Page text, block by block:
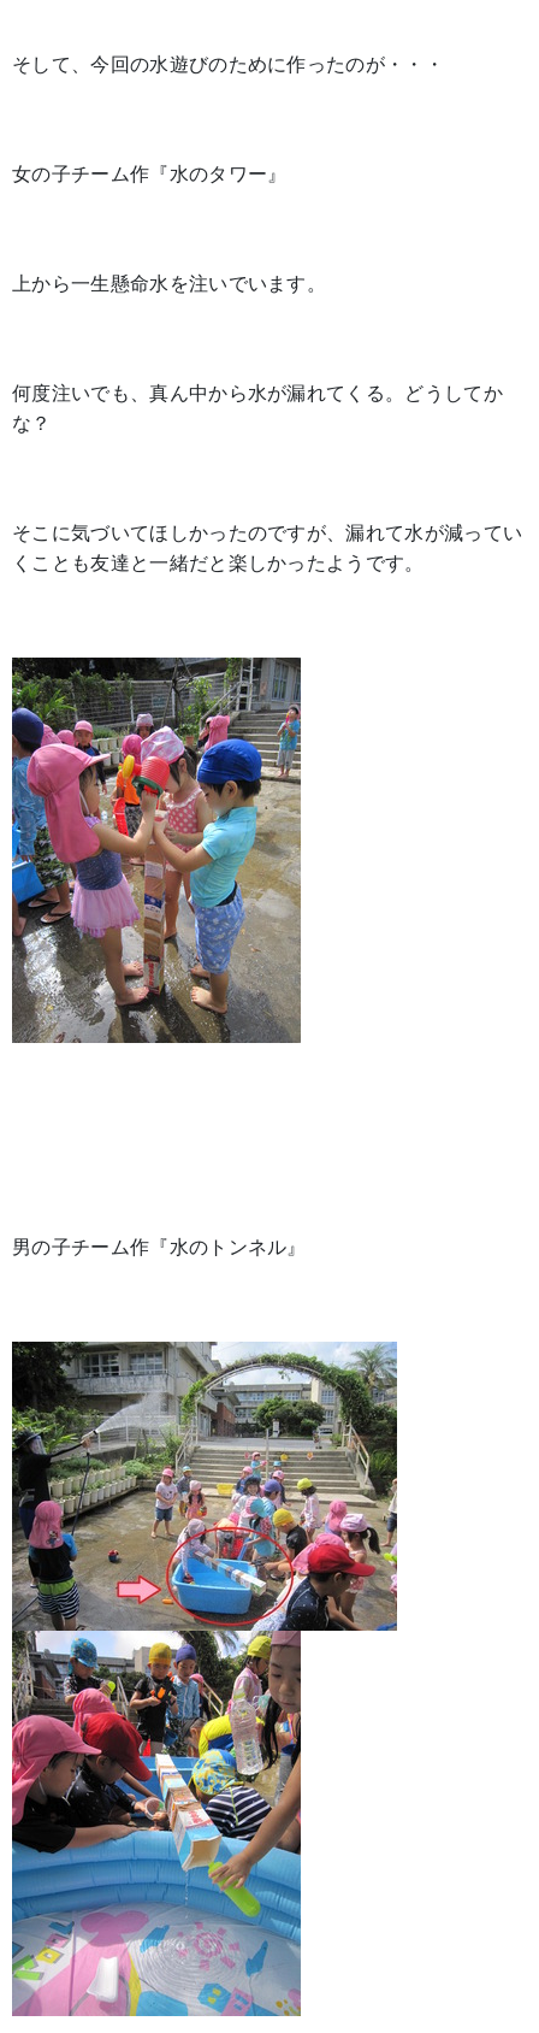
そして、今回の水遊びのために作ったのが・・・
女の子チーム作『水のタワー』
上から一生懸命水を注いでいます。
何度注いでも、真ん中から水が漏れてくる。どうしてか
な？
そこに気づいてほしかったのですが、漏れて水が減ってい
くことも友達と一緒だと楽しかったようです。
男の子チーム作『水のトンネル』